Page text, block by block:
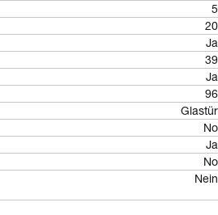
5
20
Ja
39
Ja
96
Glastür
No
Ja
No
Nein